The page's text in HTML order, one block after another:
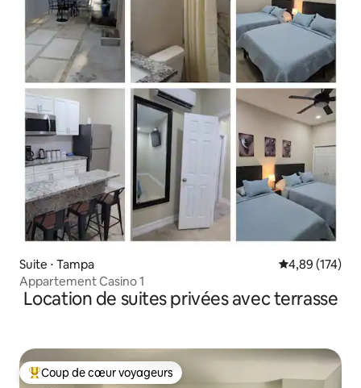
Suite ⋅ Tampa Évaluation
4,89 (174)
Appartement Casino 1
Location de suites privées avec terrasse
Coups de cœur voyageurs les plus appréciés
Coup de cœur voyageurs